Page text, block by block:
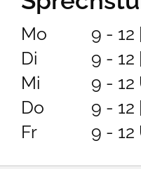
Mo
9 - 12
Di
9 - 12
Mi
9 - 12
Do
9 - 12
Fr
9 - 12